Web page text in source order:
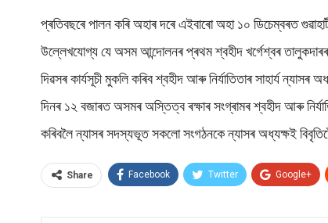
প্ৰতিবছৰে পালন কৰি অহাৰ দৰে এইবাৰো অহা ১০ ডিচেম্বৰত
উল্লেখযোগ্য যে অসম আন্দোলনৰ প্ৰথম শ্বহীদ খৰ্গেশ্বৰ তালুকদাৰৰ
দিৱসৰ কাৰ্যসূচী মুকলি কৰিব শ্বহীদ আৰু নিৰ্যাতিতাৰ সাহাৰ্য ন্যাসৰ
দিনৰ ১২ বজাৰত অসমৰ অস্তিত্ব ৰক্ষাৰ সংগ্ৰামৰ শ্বহীদ আৰু
কৰিবলৈ ন্যাসৰ সদস্যভূত সকলো সংগঠনকে ন্যাসৰ অধ্যক্ষই
Share Facebook Twitter Google+